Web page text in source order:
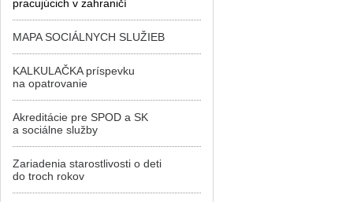
pracujúcich v zahraničí
MAPA SOCIÁLNYCH SLUŽIEB
KALKULAČKA príspevku
na opatrovanie
Akreditácie pre SPOD a SK
a sociálne služby
Zariadenia starostlivosti o deti
do troch rokov